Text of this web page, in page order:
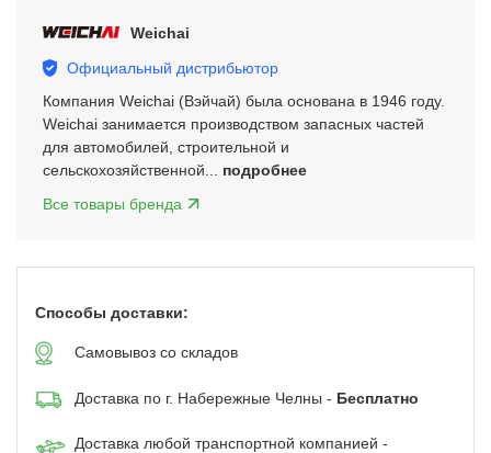
Weichai
Официальный дистрибьютор
Компания Weichai (Вэйчай) была основана в 1946 году.
Weichai занимается производством запасных частей
для автомобилей, строительной и
сельскохозяйственной... подробнее
Все товары бренда
Способы доставки:
Самовывоз со складов
Доставка по г. Набережные Челны - Бесплатно
Доставка любой транспортной компанией -